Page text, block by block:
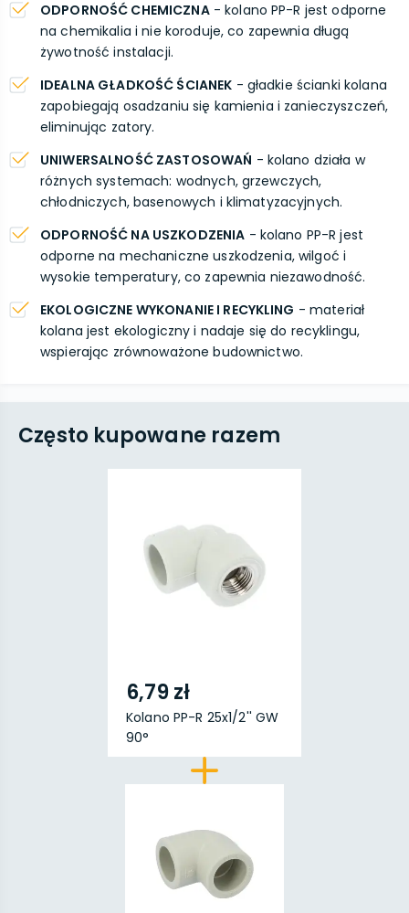
ODPORNOŚĆ CHEMICZNA- kolano PP-R jest odporne
na chemikalia i nie koroduje, co zapewnia długą
żywotność instalacji.
IDEALNA GŁADKOŚĆ ŚCIANEK - gładkie ścianki kolana
zapobiegają osadzaniu się kamienia i zanieczyszczeń,
eliminując zatory.
UNIWERSALNOŚĆ ZASTOSOWAŃ - kolano działa w
różnych systemach: wodnych, grzewczych,
chłodniczych, basenowych i klimatyzacyjnych.
ODPORNOŚĆ NA USZKODZENIA - kolano PP-R jest
odporne na mechaniczne uszkodzenia, wilgoć i
wysokie temperatury, co zapewnia niezawodność.
EKOLOGICZNE WYKONANIE I RECYKLING - materiał
kolana jest ekologiczny i nadaje się do recyklingu,
wspierając zrównoważone budownictwo.
Często kupowane razem
6,79 zł
Kolano PP-R 25x1/2'' GW
90°